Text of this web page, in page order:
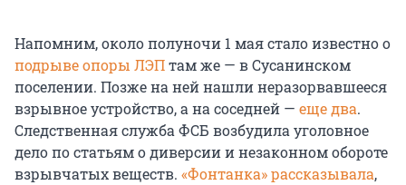
Напомним, около полуночи 1 мая стало известно о
подрыве опоры ЛЭПтам же — в Сусанинском
поселении. Позже на ней нашли неразорвавшееся
взрывное устройство, а на соседней — еще два.
Следственная служба ФСБ возбудила уголовное
дело по статьям о диверсии и незаконном обороте
взрывчатых веществ. «Фонтанка» рассказывала,